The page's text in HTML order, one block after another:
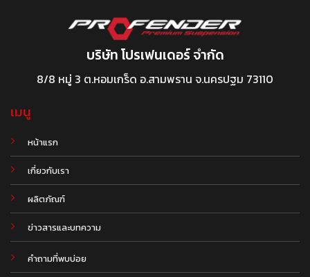
บริษัท โปรเฟนเดอร์ จำกัด
8/8 หมู่ 3 ต.หอมเกร็ด อ.สามพราน จ.นครปฐม 73110
เมนู
หน้าแรก
เกี่ยวกับเรา
ผลิตภัณฑ์
ข่าวสารและบทความ
.
คำถามที่พบบ่อย